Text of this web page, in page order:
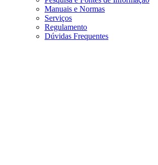
Manuais e Normas
Serviços
Regulamento
Dúvidas Frequentes